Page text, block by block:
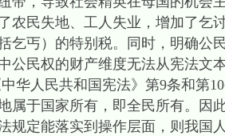
农民失地、工人失业，增加了乞
乞丐）的特别税。同时，明确公
民权的财产维度无法从宪法文
华人民共和国宪法》第9条和第
属于国家所有，即全民所有。因
规定能落实到操作层面，则我国